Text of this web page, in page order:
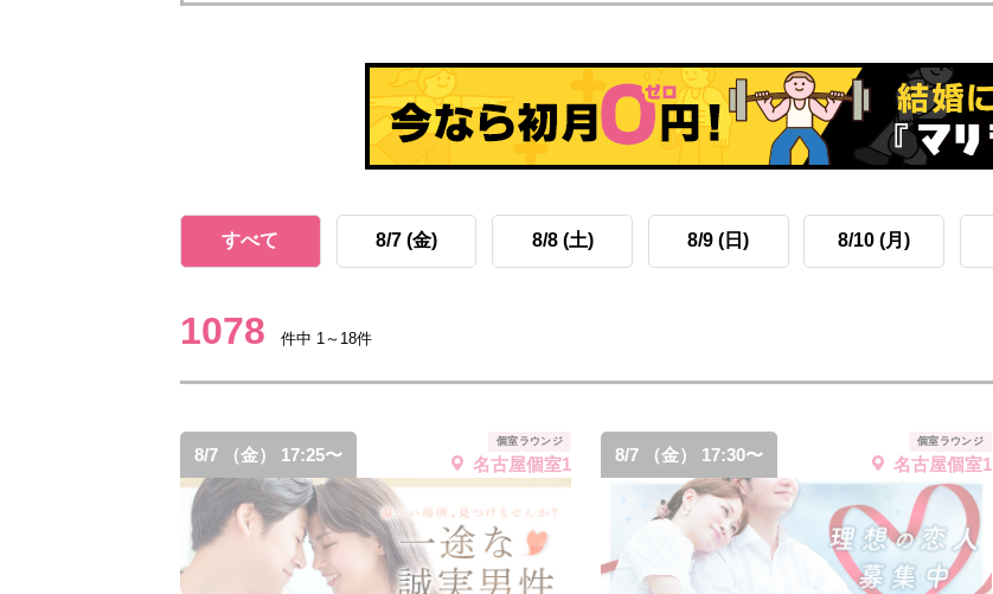
すべて 8/7 (金) 8/8 (土) 8/9 (日) 8/10 (月)
1078 件中 1～18件
8/7 （金） 17:25〜
個室ラウンジ
名古屋個室1 8/7 （金） 17:30〜
個室ラウンジ
名古屋個室1